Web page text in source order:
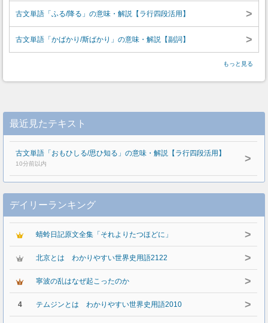
古文単語「ふる/降る」の意味・解説【ラ行四段活用】 >
古文単語「かばかり/斯ばかり」の意味・解説【副詞】 >
もっと見る
最近見たテキスト
古文単語「おもひしる/思ひ知る」の意味・解説【ラ行四段活用】
10分前以内 >
デイリーランキング
蜻蛉日記原文全集「それよりたつほどに」 >
北京とは わかりやすい世界史用語2122 >
寧波の乱はなぜ起こったのか >
4 テムジンとは わかりやすい世界史用語2010 >